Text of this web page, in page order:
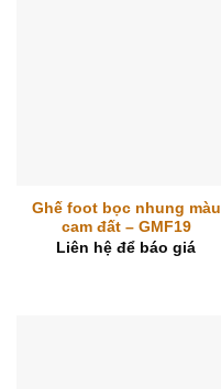
Ghế foot bọc nhung màu
cam đất – GMF19
Liên hệ để báo giá